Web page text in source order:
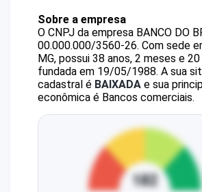
Sobre a empresa
O CNPJ da empresa BANCO DO
00.000.000/3560-26. Com sede
MG, possui 38 anos, 2 meses e
fundada em 19/05/1988. A sua
cadastral é BAIXADA e sua
econômica é Bancos comerciais.